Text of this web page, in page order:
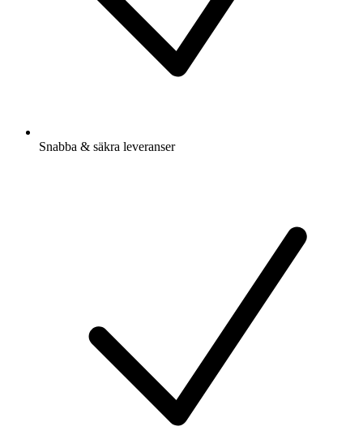
Snabba & säkra leveranser